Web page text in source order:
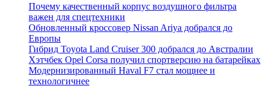
Почему качественный корпус воздушного фильтра
важен для спецтехники
Обновленный кроссовер Nissan Ariya добрался до
Европы
Гибрид Toyota Land Cruiser 300 добрался до Австралии
Хэтчбек Opel Corsa получил спортверсию на батарейках
Модернизированный Haval F7 стал мощнее и
технологичнее